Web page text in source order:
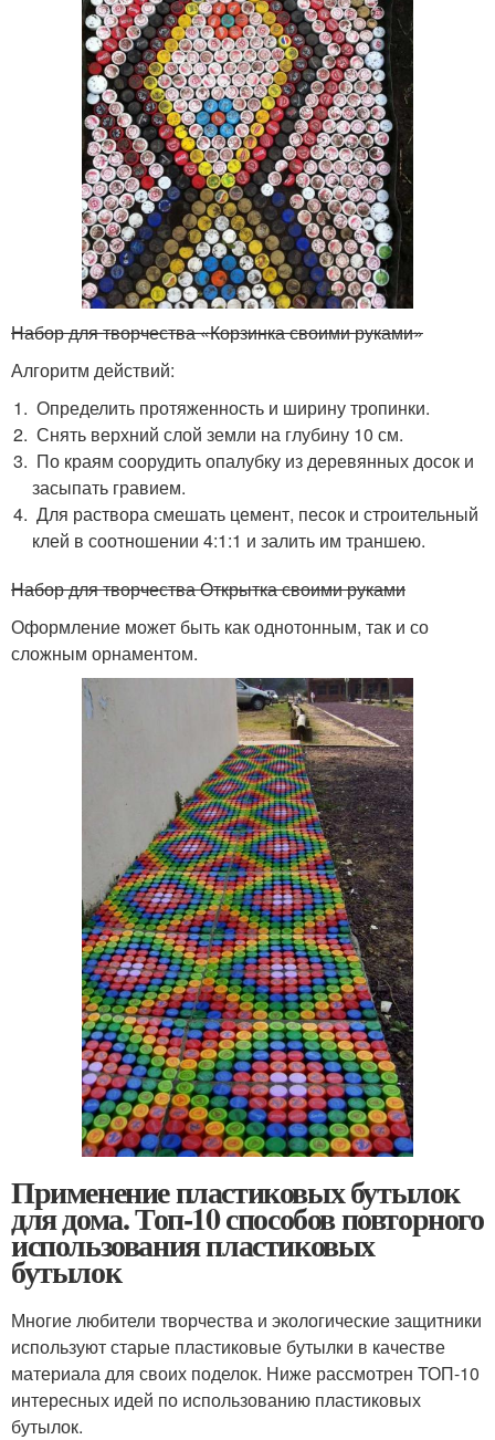
Набор для творчества «Корзинка своими руками»
Алгоритм действий:
Определить протяженность и ширину тропинки.
Снять верхний слой земли на глубину 10 см.
По краям соорудить опалубку из деревянных досок и
засыпать гравием.
Для раствора смешать цемент, песок и строительный
клей в соотношении 4:1:1 и залить им траншею.
Набор для творчества Открытка своими руками
Оформление может быть как однотонным, так и со
сложным орнаментом.
Применение пластиковых бутылок
для дома. Топ-10 способов повторного
использования пластиковых
бутылок
Многие любители творчества и экологические защитники
используют старые пластиковые бутылки в качестве
материала для своих поделок. Ниже рассмотрен ТОП-10
интересных идей по использованию пластиковых
бутылок.